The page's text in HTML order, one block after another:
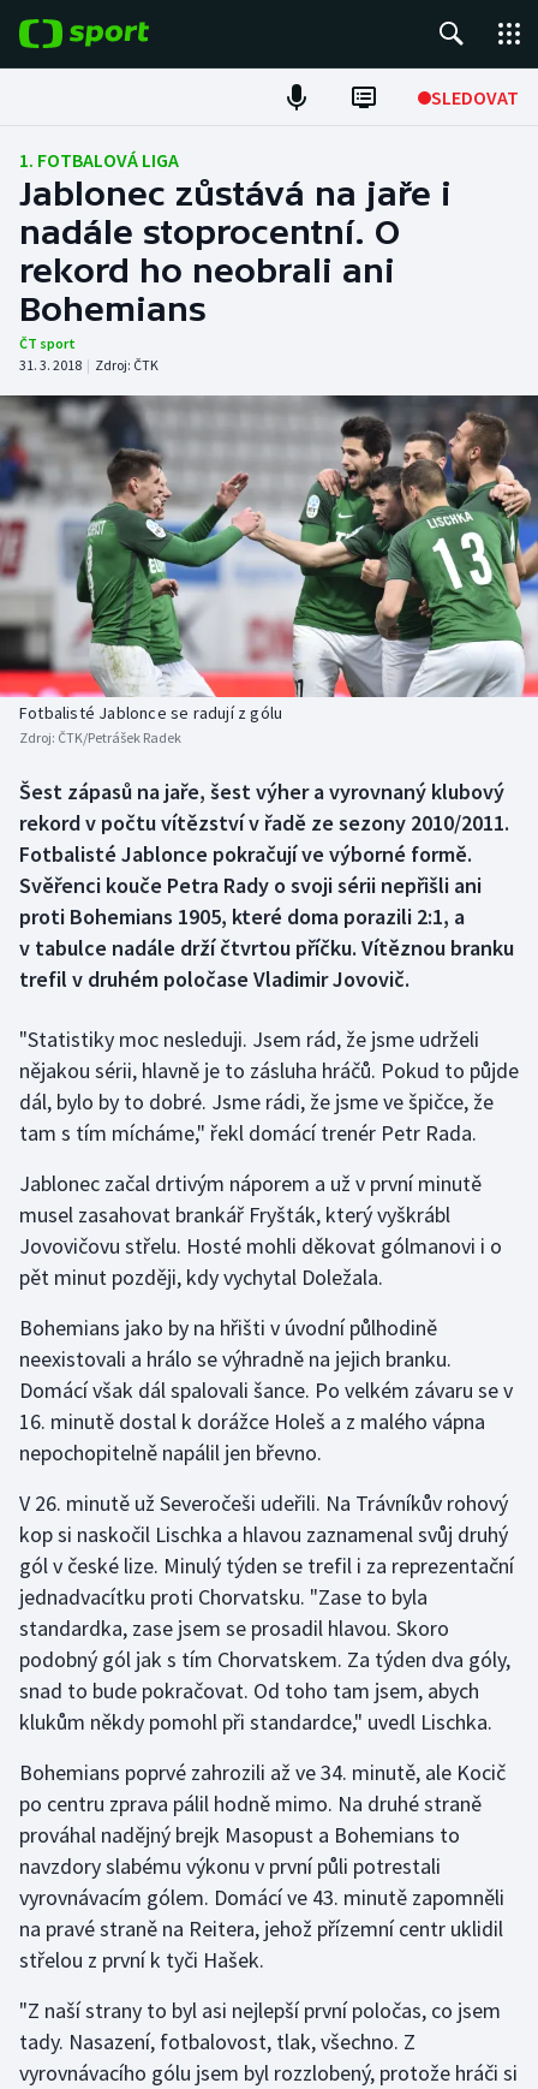
SLEDOVAT
Fotbal
Hokej
Tenis
Atletika
DALŠÍ SPORTY
Americký fotbal
Baseball a softbal
Basketbal
Biatlon
Boby a skeleton
Box
Curling
Florbal
Golf
Gymnastika
Házená
Jezdectví
Krasobruslení
Lezení
Moderní pětiboj
Motorsport
Olympijské hry
Parasport
Plavání
Plážový volejbal
Ragby
Rychlobruslení
Rychlostní kanoistika
Short track
NEPŘEHLÉDNĚTE
Soutěže
Historické návraty
Aplikace ČT sport
AZ kvíz
1. FOTBALOVÁ LIGA
Jablonec zůstává na jaře i
nadále stoprocentní. O
rekord ho neobrali ani
Bohemians
ČT sport
31. 3. 2018 | Zdroj: ČTK
Fotbalisté Jablonce se radují z gólu
Zdroj: ČTK/Petrášek Radek
Šest zápasů na jaře, šest výher a vyrovnaný klubový
rekord v počtu vítězství v řadě ze sezony 2010/2011.
Fotbalisté Jablonce pokračují ve výborné formě.
Svěřenci kouče Petra Rady o svoji sérii nepřišli ani
proti Bohemians 1905, které doma porazili 2:1, a
v tabulce nadále drží čtvrtou příčku. Vítěznou branku
trefil v druhém poločase Vladimir Jovovič.
"Statistiky moc nesleduji. Jsem rád, že jsme udrželi
nějakou sérii, hlavně je to zásluha hráčů. Pokud to půjde
dál, bylo by to dobré. Jsme rádi, že jsme ve špičce, že
tam s tím mícháme," řekl domácí trenér Petr Rada.
Jablonec začal drtivým náporem a už v první minutě
musel zasahovat brankář Fryšták, který vyškrábl
Jovovičovu střelu. Hosté mohli děkovat gólmanovi i o
pět minut později, kdy vychytal Doležala.
Bohemians jako by na hřišti v úvodní půlhodině
neexistovali a hrálo se výhradně na jejich branku.
Domácí však dál spalovali šance. Po velkém závaru se v
16. minutě dostal k dorážce Holeš a z malého vápna
nepochopitelně napálil jen břevno.
V 26. minutě už Severočeši udeřili. Na Trávníkův rohový
kop si naskočil Lischka a hlavou zaznamenal svůj druhý
gól v české lize. Minulý týden se trefil i za reprezentační
jednadvacítku proti Chorvatsku. "Zase to byla
standardka, zase jsem se prosadil hlavou. Skoro
podobný gól jak s tím Chorvatskem. Za týden dva góly,
snad to bude pokračovat. Od toho tam jsem, abych
klukům někdy pomohl při standardce," uvedl Lischka.
Bohemians poprvé zahrozili až ve 34. minutě, ale Kocič
po centru zprava pálil hodně mimo. Na druhé straně
prováhal nadějný brejk Masopust a Bohemians to
navzdory slabému výkonu v první půli potrestali
vyrovnávacím gólem. Domácí ve 43. minutě zapomněli
na pravé straně na Reitera, jehož přízemní centr uklidil
střelou z první k tyči Hašek.
"Z naší strany to byl asi nejlepší první poločas, co jsem
tady. Nasazení, fotbalovost, tlak, všechno. Z
vyrovnávacího gólu jsem byl rozzlobený, protože hráči si